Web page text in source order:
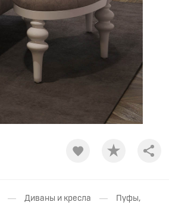
— Диваны и кресла —
Пуфы,